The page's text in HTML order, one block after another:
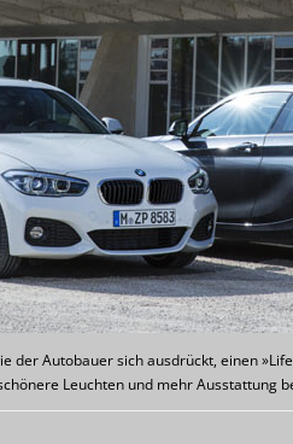
der Autobauer sich ausdrückt, einen
Leuchten und mehr Ausstattung